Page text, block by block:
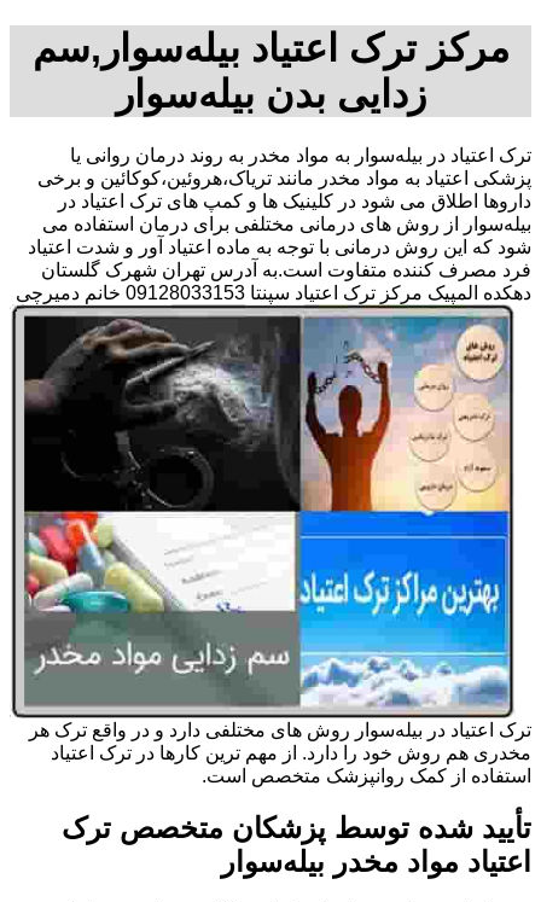
مرکز ترک اعتیاد بیله‌سوار,سم
زدایی بدن بیله‌سوار
ترک اعتیاد در بیله‌سوار به مواد مخدر به روند درمان روانی یا
پزشکی اعتیاد به مواد مخدر مانند تریاک،هروئین،کوکائین و برخی
داروها اطلاق می شود در کلینیک ها و کمپ های ترک اعتیاد در
بیله‌سوار از روش های درمانی مختلفی برای درمان استفاده می
شود که این روش درمانی با توجه به ماده اعتیاد آور و شدت اعتیاد
فرد مصرف کننده متفاوت است.به آدرس تهران شهرک گلستان
دهکده المپیک مرکز ترک اعتیاد سپنتا 09128033153 خانم دمیرچی
ترک اعتیاد در بیله‌سوار روش های مختلفی دارد و در واقع ترک هر
مخدری هم روش خود را دارد. از مهم ترین کارها در ترک اعتیاد
استفاده از کمک روانپزشک متخصص است.
تأیید شده توسط پزشکان متخصص ترک
اعتیاد مواد مخدر بیله‌سوار